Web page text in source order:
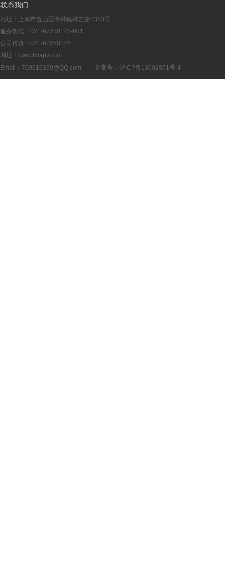
联系我们
地址：上海市金山区亭林镇林吉路2353号
服务热线：021-67250145-801
公司传真：021-67250146
网址：www.tmapv.com
Email： 709616359@QQ.com | 备案号： 沪ICP备13002871号-4